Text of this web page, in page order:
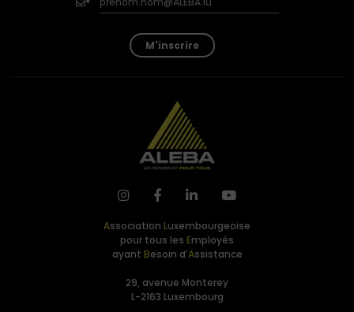
M'inscrire
Association Luxembourgeoise
pour tous les Employés
ayant Besoin d’Assistance
29, avenue Monterey
L-2163 Luxembourg